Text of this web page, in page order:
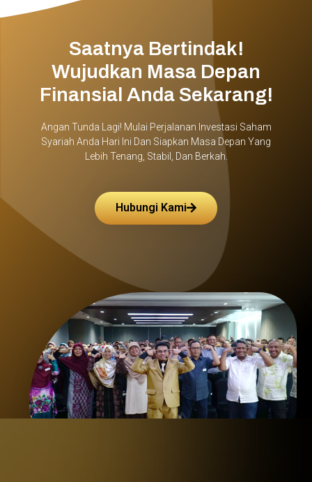
Saatnya Bertindak!
Wujudkan Masa Depan
Finansial Anda Sekarang!
Angan Tunda Lagi! Mulai Perjalanan Investasi Saham
Syariah Anda Hari Ini Dan Siapkan Masa Depan Yang
Lebih Tenang, Stabil, Dan Berkah.
Hubungi Kami